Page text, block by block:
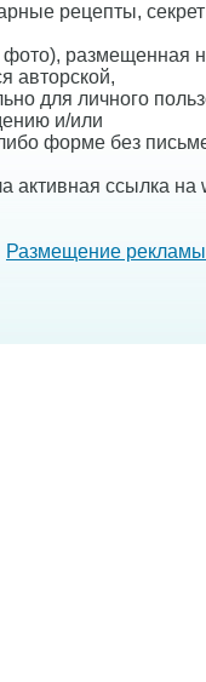
рецепты,
размещенная
авторской,
для личного
и/или
форме без
активная ссылка на
Размещение рекламы